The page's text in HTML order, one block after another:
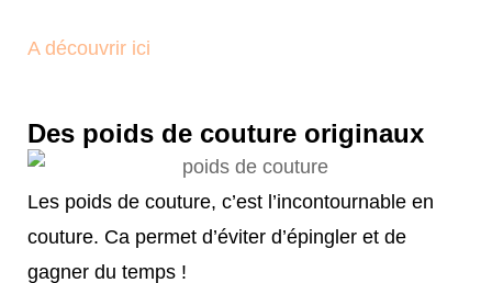
A découvrir ici
Des poids de couture originaux
Les poids de couture, c’est l’incontournable en
couture. Ca permet d’éviter d’épingler et de
gagner du temps !